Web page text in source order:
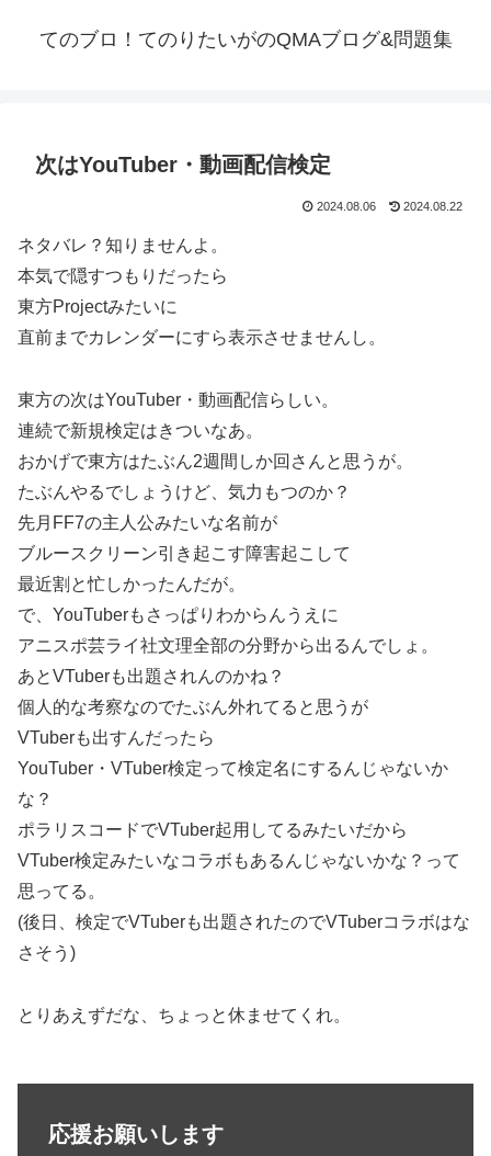
てのブロ！てのりたいがのQMAブログ&問題集
次はYouTuber・動画配信検定
2024.08.06 2024.08.22
ネタバレ？知りませんよ。
本気で隠すつもりだったら
東方Projectみたいに
直前までカレンダーにすら表示させませんし。
東方の次はYouTuber・動画配信らしい。
連続で新規検定はきついなあ。
おかげで東方はたぶん2週間しか回さんと思うが。
たぶんやるでしょうけど、気力もつのか？
先月FF7の主人公みたいな名前が
ブルースクリーン引き起こす障害起こして
最近割と忙しかったんだが。
で、YouTuberもさっぱりわからんうえに
アニスポ芸ライ社文理全部の分野から出るんでしょ。
あとVTuberも出題されんのかね？
個人的な考察なのでたぶん外れてると思うが
VTuberも出すんだったら
YouTuber・VTuber検定って検定名にするんじゃないか
な？
ポラリスコードでVTuber起用してるみたいだから
VTuber検定みたいなコラボもあるんじゃないかな？って
思ってる。
(後日、検定でVTuberも出題されたのでVTuberコラボはな
さそう)
とりあえずだな、ちょっと休ませてくれ。
応援お願いします